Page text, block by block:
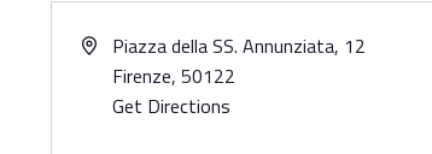
Hit enter to search or ESC to close
AddressPiazza della SS. Annunziata, 12
Firenze, 50122
Get Directions